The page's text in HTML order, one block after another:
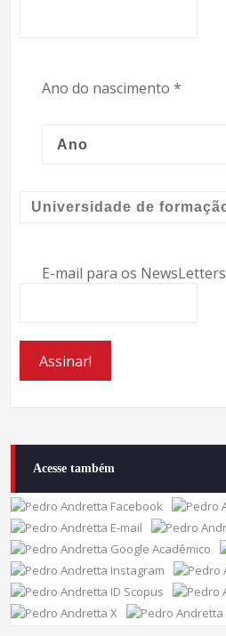
Ano do nascimento *
E-mail para os NewsLetters
Acesse também